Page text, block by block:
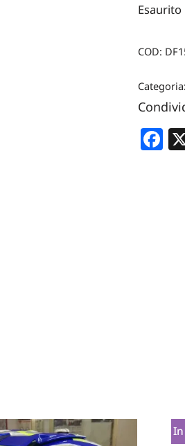
Esaurito
COD:
Categoria: